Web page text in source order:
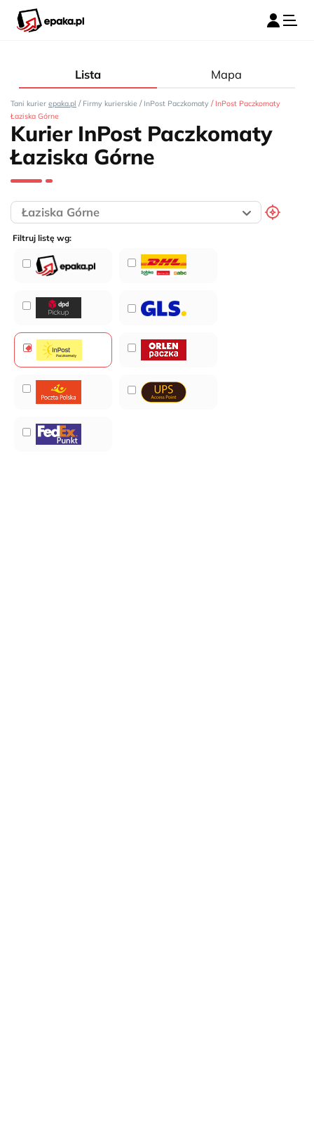
Lista Mapa
Tani kurier epaka.pl / Firmy kurierskie / InPost Paczkomaty / InPost Paczkomaty
Łaziska Górne
Kurier InPost Paczkomaty
Łaziska Górne
Filtruj listę wg: